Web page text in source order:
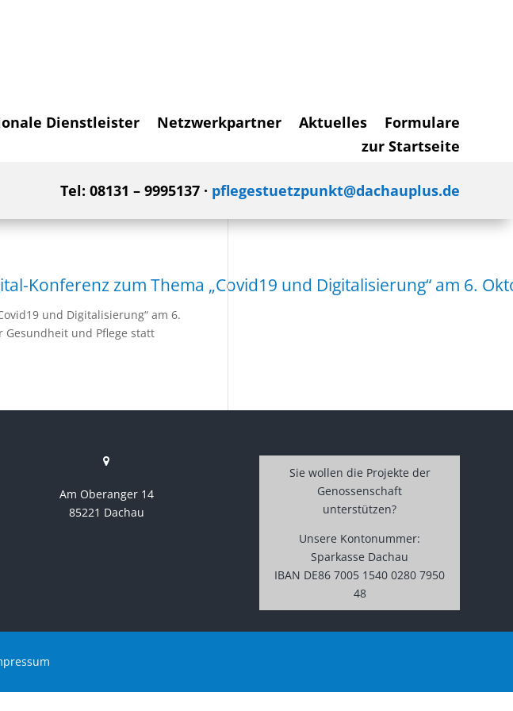
Dienstleister Netzwerkpartner Aktuelles
Formulare
zur Startseite
Tel: 08131 – 9995137 · pflegestuetzpunkt@dachauplus.de
Konferenz zum Thema „Covid19 und Digitalisierung“ am 6.
und Digitalisierung“ am 6.
und Pflege statt
Am Oberanger 14
85221 Dachau
Sie wollen die Projekte der
Genossenschaft
unterstützen?
Unsere Kontonummer:
Sparkasse Dachau
IBAN DE86 7005 1540 0280 7950
48